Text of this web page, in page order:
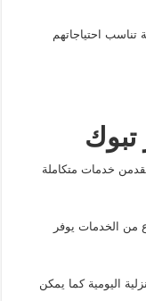
احتياجاتهم
تبوك
يقدمن خدمات متكاملة
من الخدمات يوفر
اليومية كما يمكن